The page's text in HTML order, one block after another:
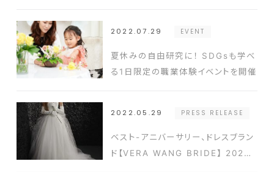
2022.07.29
EVENT
夏休みの自由研究に！ SDGsも学べ
る1日限定の職業体験イベントを開催
2022.05.29 PRESS RELEASE
ベスト-アニバーサリー、ドレスブラン
ド【VERA WANG BRIDE】 2022